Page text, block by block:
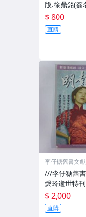
版.徐鼎銘(簽
神治療研究獎
等)(k372)
$ 800
直購
李仔糖舊書文
///李仔糖舊
愛玲逝世特
刊(10月號
$ 2,000
直購